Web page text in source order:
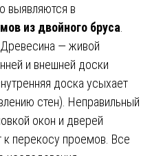
выявляются в
из двойного бруса
Древесина — живой
и внешней доски
доска усыхает
стен). Неправильный
окон и дверей
перекосу проемов. Все